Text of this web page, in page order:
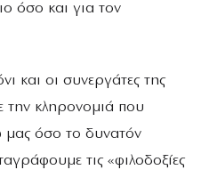
όσο και για τον
και οι συνεργάτες της
την κληρονομιά που
μας όσο το δυνατόν
τις «φιλοδοξίες